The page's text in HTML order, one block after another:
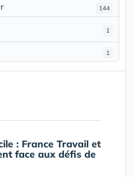
144
1
1
: France Travail et
face aux défis de